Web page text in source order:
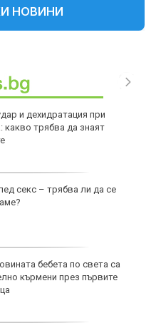
НОВИНИ
и дехидратация при
какво трябва да знаят
секс – трябва ли да се
бебета по света са
кърмени през първите